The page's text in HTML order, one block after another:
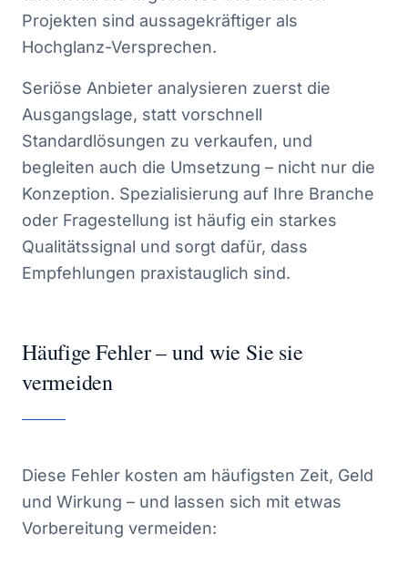
Projekten sind aussagekräftiger als
Hochglanz-Versprechen.
Seriöse Anbieter analysieren zuerst die
Ausgangslage, statt vorschnell
Standardlösungen zu verkaufen, und
begleiten auch die Umsetzung – nicht nur die
Konzeption. Spezialisierung auf Ihre Branche
oder Fragestellung ist häufig ein starkes
Qualitätssignal und sorgt dafür, dass
Empfehlungen praxistauglich sind.
Häufige Fehler – und wie Sie sie
vermeiden
Diese Fehler kosten am häufigsten Zeit, Geld
und Wirkung – und lassen sich mit etwas
Vorbereitung vermeiden: